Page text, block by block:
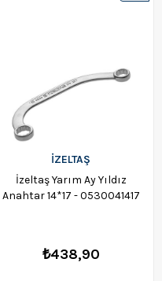
İZELTAŞ
İzeltaş Yarım Ay Yıldız
Anahtar 14*17 - 0530041417
₺438,90